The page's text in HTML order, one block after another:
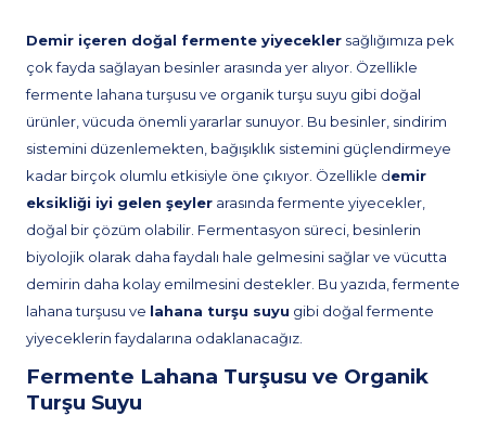
Demir içeren doğal fermente yiyecekler sağlığımıza pek
çok fayda sağlayan besinler arasında yer alıyor. Özellikle
fermente lahana turşusu ve organik turşu suyu gibi doğal
ürünler, vücuda önemli yararlar sunuyor. Bu besinler, sindirim
sistemini düzenlemekten, bağışıklık sistemini güçlendirmeye
kadar birçok olumlu etkisiyle öne çıkıyor. Özellikle demir
eksikliği iyi gelen şeyler arasında fermente yiyecekler,
doğal bir çözüm olabilir. Fermentasyon süreci, besinlerin
biyolojik olarak daha faydalı hale gelmesini sağlar ve vücutta
demirin daha kolay emilmesini destekler. Bu yazıda, fermente
lahana turşusu ve lahana turşu suyu gibi doğal fermente
yiyeceklerin faydalarına odaklanacağız.
Fermente Lahana Turşusu ve Organik
Turşu Suyu